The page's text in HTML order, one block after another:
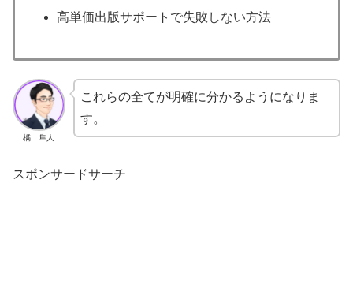
高単価出版サポートで失敗しない方法
橘 隼人
これらの全てが明確に分かるようになりま
す。
スポンサードサーチ